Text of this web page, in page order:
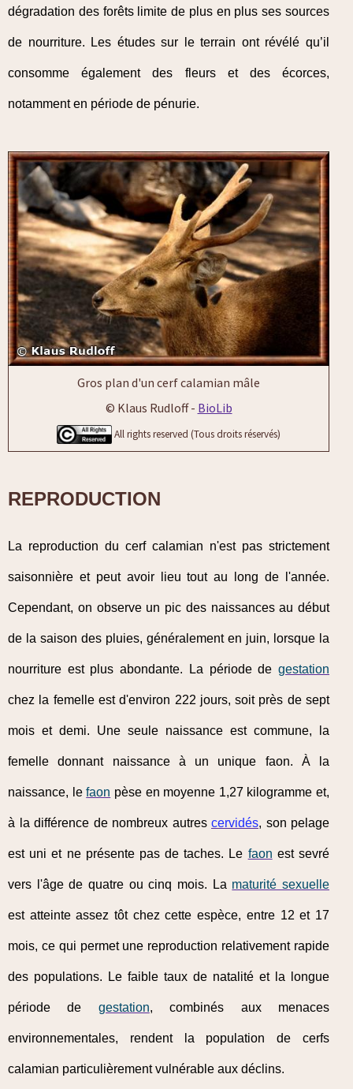
dégradation des forêts limite de plus en plus ses sources
de nourriture. Les études sur le terrain ont révélé qu’il
consomme également des fleurs et des écorces,
notamment en période de pénurie.
Gros plan d'un cerf calamian mâle
© Klaus Rudloff - BioLib
All rights reserved (Tous droits réservés)
REPRODUCTION
La reproduction du cerf calamian n'est pas strictement
saisonnière et peut avoir lieu tout au long de l'année.
Cependant, on observe un pic des naissances au début
de la saison des pluies, généralement en juin, lorsque la
nourriture est plus abondante. La période de gestation
chez la femelle est d'environ 222 jours, soit près de sept
mois et demi. Une seule naissance est commune, la
femelle donnant naissance à un unique faon. À la
naissance, lefaon pèse en moyenne 1,27 kilogramme et,
à la différence de nombreux autres cervidés, son pelage
est uni et ne présente pas de taches. Le faon est sevré
vers l'âge de quatre ou cinq mois. La maturité sexuelle
est atteinte assez tôt chez cette espèce, entre 12 et 17
mois, ce qui permet une reproduction relativement rapide
des populations. Le faible taux de natalité et la longue
période de gestation, combinés aux menaces
environnementales, rendent la population de cerfs
calamian particulièrement vulnérable aux déclins.